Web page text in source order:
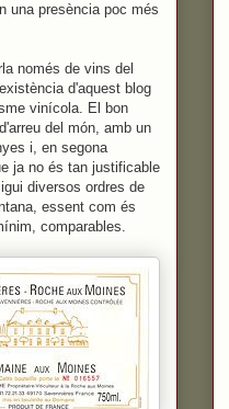
una presència poc més
només de vins del
d'aquest blog
vinícola. El bon
del món, amb un
i, en segona
ja no és tan justificable
diversos ordres de
essent com és
comparables.